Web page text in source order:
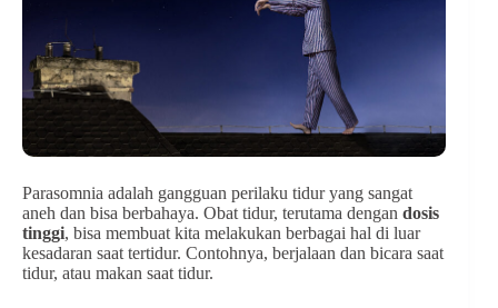
Parasomnia adalah gangguan perilaku tidur yang sangat
aneh dan bisa berbahaya. Obat tidur, terutama dengan dosis
tinggi, bisa membuat kita melakukan berbagai hal di luar
kesadaran saat tertidur. Contohnya, berjalaan dan bicara saat
tidur, atau makan saat tidur.